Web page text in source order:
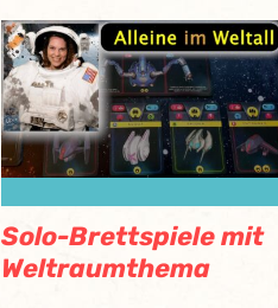
Solo-Brettspiele mit
Weltraumthema